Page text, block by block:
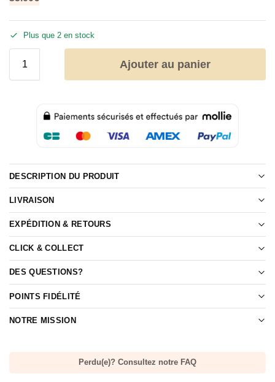
Plus que 2 en stock
Ajouter au panier
DESCRIPTION DU PRODUIT
LIVRAISON
EXPÉDITION & RETOURS
CLICK & COLLECT
DES QUESTIONS?
POINTS FIDÉLITÉ
NOTRE MISSION
Perdu(e)? Consultez notre FAQ